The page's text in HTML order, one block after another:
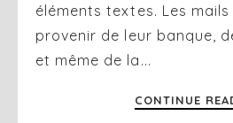
éléments textes. Les
provenir de leur banque,
et même de la...
CONTINUE